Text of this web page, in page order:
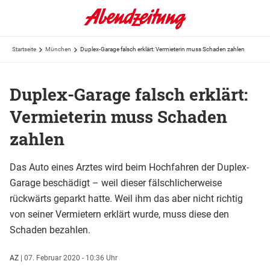
Startseite München Duplex-Garage falsch erklärt: Vermieterin muss Schaden zahlen
Duplex-Garage falsch erklärt:
Vermieterin muss Schaden
zahlen
Das Auto eines Arztes wird beim Hochfahren der Duplex-
Garage beschädigt – weil dieser fälschlicherweise
rückwärts geparkt hatte. Weil ihm das aber nicht richtig
von seiner Vermietern erklärt wurde, muss diese den
Schaden bezahlen.
AZ | 07. Februar 2020 - 10:36 Uhr